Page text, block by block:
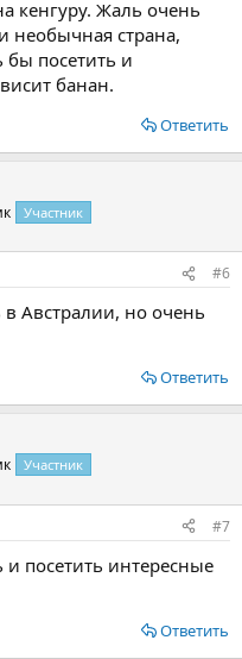
кенгуру. Жаль очень
необычная страна,
бы посетить и
банан.
Ответить
Участник
#6
Австралии, но очень
Ответить
Участник
#7
посетить интересные
Ответить